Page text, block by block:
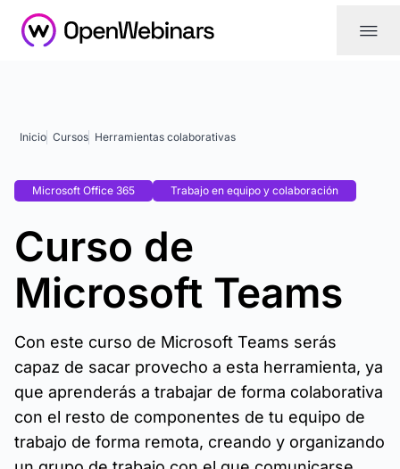
|||
Inicio Cursos Herramientas colaborativas
Microsoft Office 365 Trabajo en equipo y colaboración
Curso de
Microsoft Teams
Con este curso de Microsoft Teams serás
capaz de sacar provecho a esta herramienta, ya
que aprenderás a trabajar de forma colaborativa
con el resto de componentes de tu equipo de
trabajo de forma remota, creando y organizando